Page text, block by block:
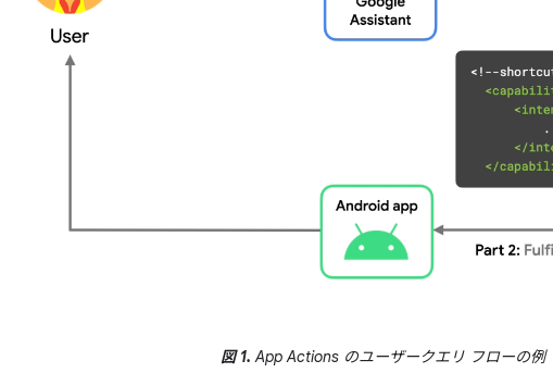
図 1. App Actions のユーザークエリ フローの例